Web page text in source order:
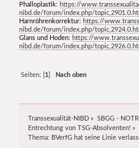
Phalloplastik: https://
nibd.de/forum/index.php/
Harnröhrenkorrektur: https://
nibd.de/forum/index.php/
Glans und Hoden: https://
nibd.de/forum/index.php/
Seiten: [ 1 Nach oben
Transsexualität-NIBD » SBGG -
Entrechtung von TSG-Absolventen! »
Thema: BVerfG hat seine Linie